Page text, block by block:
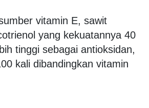
vitamin E, sawit
yang kekuatannya 40
tinggi sebagai antioksidan,
kali dibandingkan vitamin